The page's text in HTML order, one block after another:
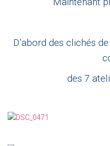
D’abord des clichés
des 7